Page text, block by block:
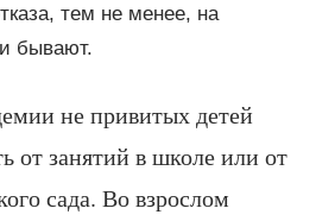
тем не менее, на
бывают.
не привитых детей
от занятий в школе или от
сада. Во взрослом